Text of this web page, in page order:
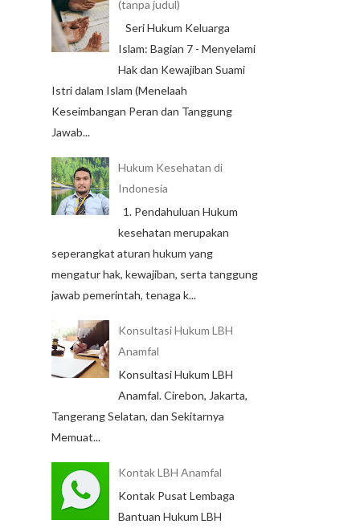
(tanpa judul)
Seri Hukum Keluarga
Islam: Bagian 7 - Menyelami
Hak dan Kewajiban Suami
Istri dalam Islam (Menelaah
Keseimbangan Peran dan Tanggung
Jawab...
Hukum Kesehatan di
Indonesia
1. Pendahuluan Hukum
kesehatan merupakan
seperangkat aturan hukum yang
mengatur hak, kewajiban, serta tanggung
jawab pemerintah, tenaga k...
Konsultasi Hukum LBH
Anamfal
Konsultasi Hukum LBH
Anamfal. Cirebon, Jakarta,
Tangerang Selatan, dan Sekitarnya
Memuat...
Kontak LBH Anamfal
Kontak Pusat Lembaga
Bantuan Hukum LBH